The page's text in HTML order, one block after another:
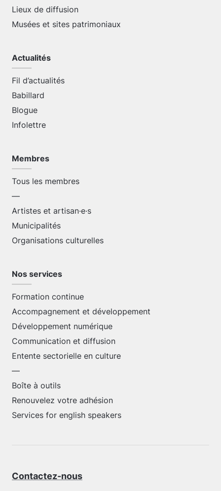
Lieux de diffusion
Musées et sites patrimoniaux
Actualités
Fil d’actualités
Babillard
Blogue
Infolettre
Membres
Tous les membres
—
Artistes et artisan·e·s
Municipalités
Organisations culturelles
Nos services
Formation continue
Accompagnement et développement
Développement numérique
Communication et diffusion
Entente sectorielle en culture
—
Boîte à outils
Renouvelez votre adhésion
Services for english speakers
Contactez-nous